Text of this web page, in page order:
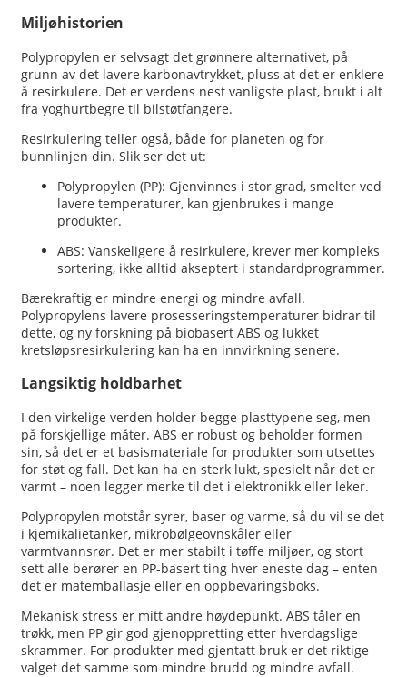
Miljøhistorien
Polypropylen er selvsagt det grønnere alternativet, på
grunn av det lavere karbonavtrykket, pluss at det er enklere
å resirkulere. Det er verdens nest vanligste plast, brukt i alt
fra yoghurtbegre til bilstøtfangere.
Resirkulering teller også, både for planeten og for
bunnlinjen din. Slik ser det ut:
Polypropylen (PP): Gjenvinnes i stor grad, smelter ved
lavere temperaturer, kan gjenbrukes i mange
produkter.
ABS: Vanskeligere å resirkulere, krever mer kompleks
sortering, ikke alltid akseptert i standardprogrammer.
Bærekraftig er mindre energi og mindre avfall.
Polypropylens lavere prosesseringstemperaturer bidrar til
dette, og ny forskning på biobasert ABS og lukket
kretsløpsresirkulering kan ha en innvirkning senere.
Langsiktig holdbarhet
I den virkelige verden holder begge plasttypene seg, men
på forskjellige måter. ABS er robust og beholder formen
sin, så det er et basismateriale for produkter som utsettes
for støt og fall. Det kan ha en sterk lukt, spesielt når det er
varmt – noen legger merke til det i elektronikk eller leker.
Polypropylen motstår syrer, baser og varme, så du vil se det
i kjemikalietanker, mikrobølgeovnskåler eller
varmtvannsrør. Det er mer stabilt i tøffe miljøer, og stort
sett alle berører en PP-basert ting hver eneste dag – enten
det er matemballasje eller en oppbevaringsboks.
Mekanisk stress er mitt andre høydepunkt. ABS tåler en
trøkk, men PP gir god gjenoppretting etter hverdagslige
skrammer. For produkter med gjentatt bruk er det riktige
valget det samme som mindre brudd og mindre avfall.